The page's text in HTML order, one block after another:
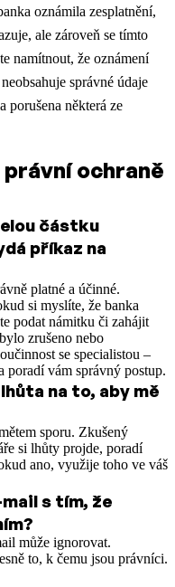
oznámila zesplatnění,
ale zároveň se tímto
namítnout, že oznámení
správné údaje
porušena některá ze
ochraně
částku
příkaz na
platné a účinné.
si myslíte, že banka
podat námitku či zahájit
zrušeno nebo
se specialistou –
poradí vám správný postup.
na to, aby mě
sporu. Zkušený
si lhůty projde, poradí
ano, využije toho ve váš
s tím, že
může ignorovat.
to, k čemu jsou právníci.